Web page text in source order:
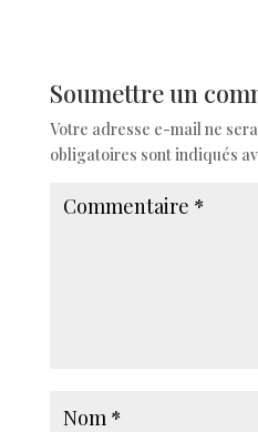
Soumettre un
Votre adresse e-mail ne
obligatoires sont indiqués